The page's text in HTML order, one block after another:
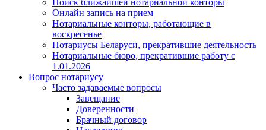
Онлайн запись на прием
Нотариальные конторы, работающие в
воскресенье
Нотариусы Беларуси, прекратившие деятельность
Нотариальные бюро, прекратившие работу с
1.01.2026
Вопрос нотариусу
Часто задаваемые вопросы
Завещание
Доверенности
Брачный договор